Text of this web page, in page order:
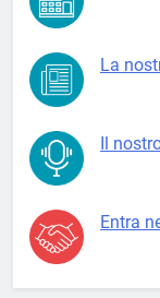
La
Il
Entra